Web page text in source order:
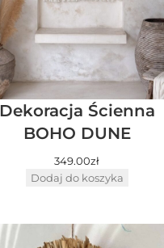
Dekoracja Ścienna
BOHO DUNE
349.00zł
Dodaj do koszyka